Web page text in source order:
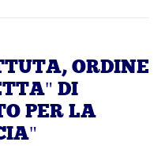
ORDINE
DI
PER LA